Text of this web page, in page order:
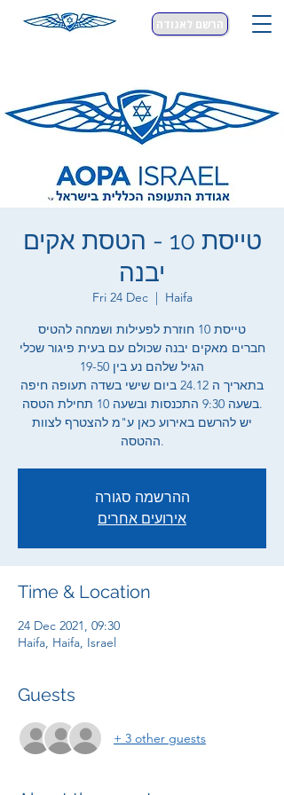
הרשם לאגודה
טייסת 10 - הטסת אקים
יבנה
Fri 24 Dec
  |
Haifa
טייסת 10 חוזרת לפעילות ושמחה להטיס
חברים מאקים יבנה שכולם עם בעית פיגור שכלי
הגיל שלהם נע בין 19-50
בתאריך ה 24.12 ביום שישי בשדה תעופה חיפה
בשעה 9:30 התכנסות ובשעה 10 תחילת הטסה.
יש להרשם באירוע כאן ע"מ להצטרף לצוות
ההטסה.
ההרשמה סגורה
אירועים אחרים
Time & Location
24 Dec 2021, 09:30
Haifa, Haifa, Israel
Guests
+ 3 other guests